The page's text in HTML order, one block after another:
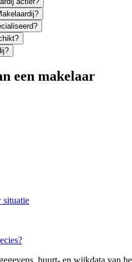
een makelaar
situatie